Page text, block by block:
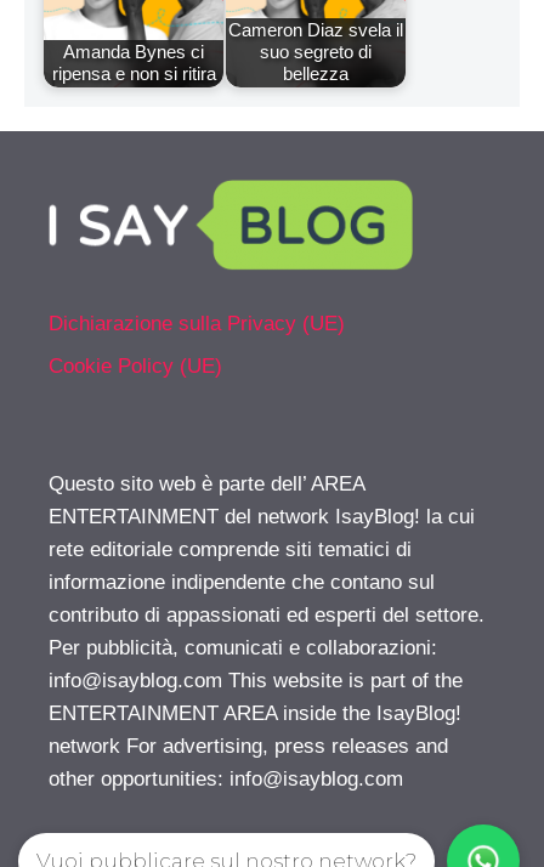
Amanda Bynes ci
ripensa e non si ritira
Cameron Diaz svela il
suo segreto di
bellezza
Dichiarazione sulla Privacy (UE)
Cookie Policy (UE)
Questo sito web è parte dell’ AREA
ENTERTAINMENT del network IsayBlog! la cui
rete editoriale comprende siti tematici di
informazione indipendente che contano sul
contributo di appassionati ed esperti del settore.
Per pubblicità, comunicati e collaborazioni:
info@isayblog.com This website is part of the
ENTERTAINMENT AREA inside the IsayBlog!
network For advertising, press releases and
other opportunities: info@isayblog.com
Vuoi pubblicare sul nostro network?